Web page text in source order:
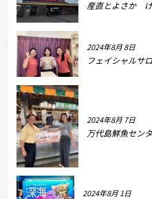
産直とよさか
2024年8月 8日
フェイシャルサ
2024年8月 7日
万代島鮮魚セン
2024年8月 1日